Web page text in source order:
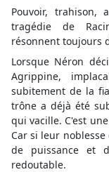
Pouvoir,
tragédie de
résonnent toujours
Lorsque Néron
Agrippine,
subitement de la
trône a déjà été
qui vacille. C'est
Car si leur
de puissance et
redoutable.